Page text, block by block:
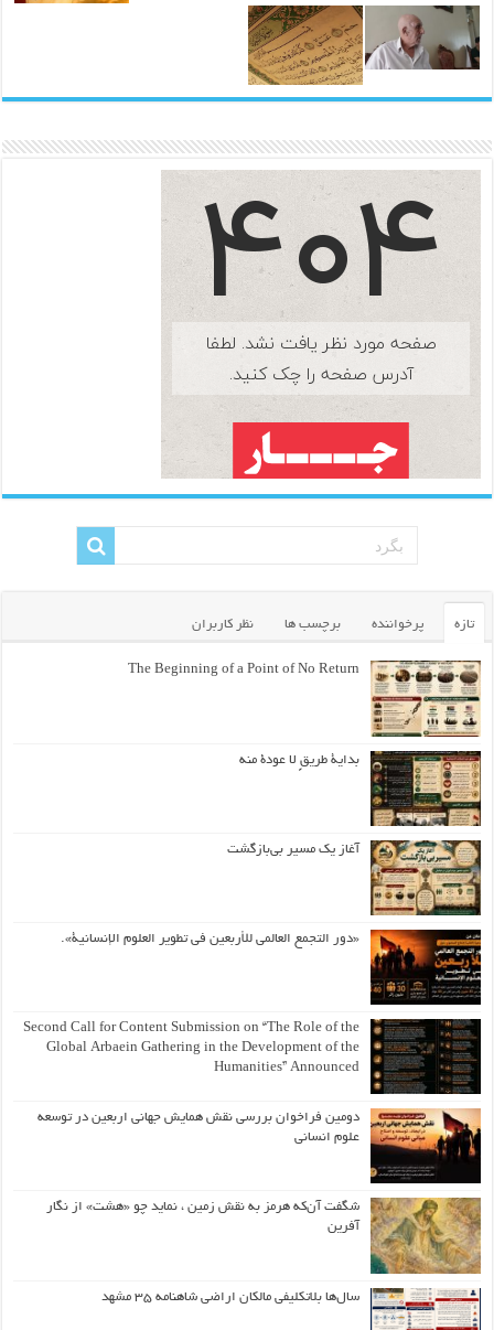
تازه پرخواننده برچسب ها نظر کاربران
The Beginning of a Point of No Return
بداية طريقٍ لا عودة منه
آغاز یک مسیر بی‌بازگشت
«دور التجمع العالمي للأربعين في تطوير العلوم الإنسانية».
Second Call for Content Submission on “The Role of the
Global Arbaein Gathering in the Development of the
Humanities” Announced
دومین فراخوان بررسی نقش همایش جهانی اربعین در توسعه
علوم انسانی
شگفت آن‌که هرمز به نقش زمین ، نماید چو «هشت» از نگار
آفرین
سال‌ها بلاتکلیفی مالکان اراضی شاهنامه ۳۵ مشهد